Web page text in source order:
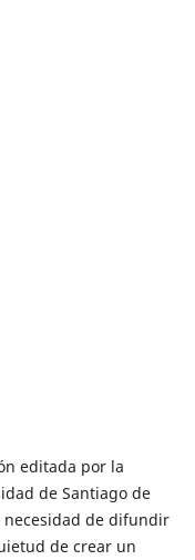
editada por la
de Santiago de
necesidad de difundir
de crear un